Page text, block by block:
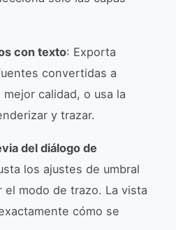
con texto: Exporta
convertidas a
calidad, o usa la
y trazar.
del diálogo de
los ajustes de umbral
el modo de trazo. La vista
cómo se